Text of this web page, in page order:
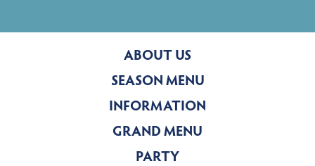
ABOUT US
SEASON MENU
INFORMATION
GRAND MENU
PARTY